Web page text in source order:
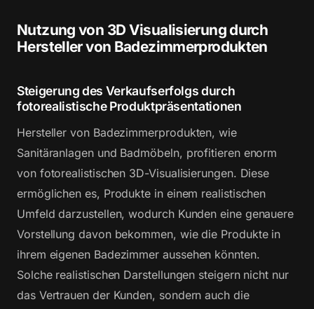
Nutzung von 3D Visualisierung durch
Hersteller von Badezimmerprodukten
Steigerung des Verkaufserfolgs durch
fotorealistische Produktpräsentationen
Hersteller von Badezimmerprodukten, wie
Sanitäranlagen und Badmöbeln, profitieren enorm
von fotorealistischen 3D-Visualisierungen. Diese
ermöglichen es, Produkte in einem realistischen
Umfeld darzustellen, wodurch Kunden eine genauere
Vorstellung davon bekommen, wie die Produkte in
ihrem eigenen Badezimmer aussehen könnten.
Solche realistischen Darstellungen steigern nicht nur
das Vertrauen der Kunden, sondern auch die